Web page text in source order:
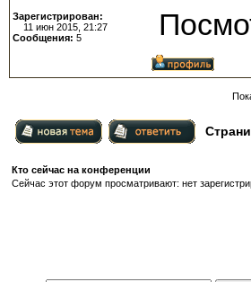
Зарегистрирован:
11 июн 2015, 21:27
Сообщения: 5
Кто сейчас на конференции
Сейчас этот форум просматривают: нет